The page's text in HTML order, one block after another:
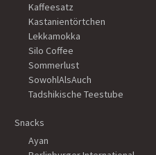
Kaffeesatz
Kastanientörtchen
Lekkamokka
Silo Coffee
Sommerlust
SowohlAlsAuch
Tadshikische Teestube
Snacks
Ayan